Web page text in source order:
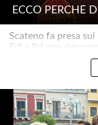
ECCO PERCHÉ
Scateno fa presa
FdI e Pd non